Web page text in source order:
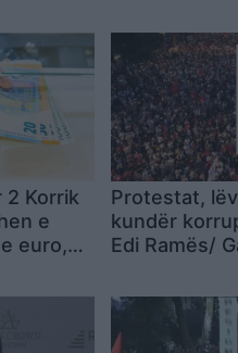
2 Korrik
e
euro,
Protestat,
kundër
Edi Ramës/
Zemërimi jo
Trump apo
kundër